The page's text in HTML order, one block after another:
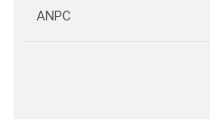
ANPC